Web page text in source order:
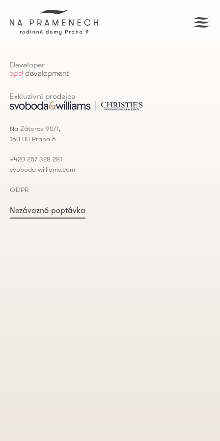
Developer
Exkluzivní prodejce
Na Zátorce 90/1,
160 00 Praha 6
+420 257 328 281
svoboda-williams.com
GDPR
Nezávazná poptávka